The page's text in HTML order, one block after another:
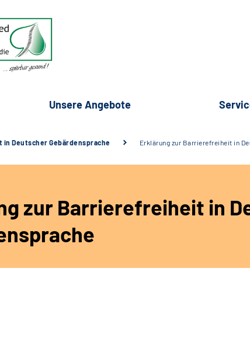
Unsere Angebote
Deutscher Gebärdensprache Erklärung zur Barrierefreiheit in
zur Barrierefreiheit in